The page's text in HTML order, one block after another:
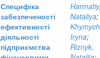
Специфіка
забезпеченості
ефективності
діяльності
підприємства
Nataliya;
Iryna;
Riznyk,